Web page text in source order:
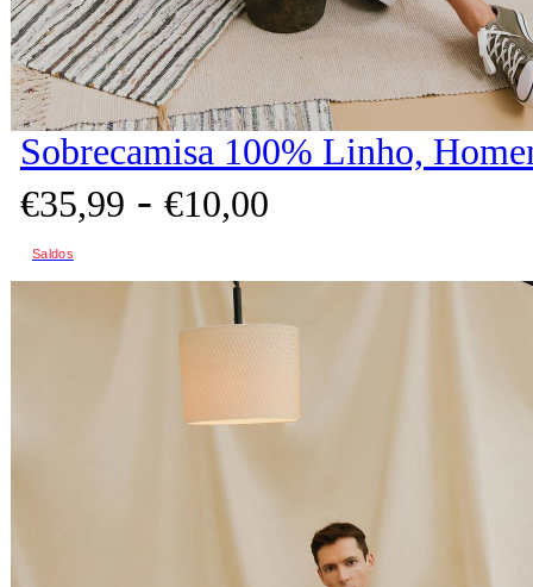
Sobrecamisa 100% Linho,
€35,99 - €10,00
Saldos